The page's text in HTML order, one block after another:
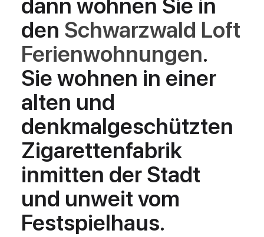
dann wohnen Sie in
den Schwarzwald Loft
Ferienwohnungen.
Sie wohnen in einer
alten und
denkmalgeschützten
Zigarettenfabrik
inmitten der Stadt
und unweit vom
Festspielhaus.